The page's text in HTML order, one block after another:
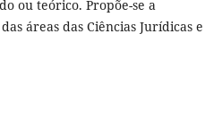
ou teórico. Propõe-se a
áreas das Ciências Jurídicas e